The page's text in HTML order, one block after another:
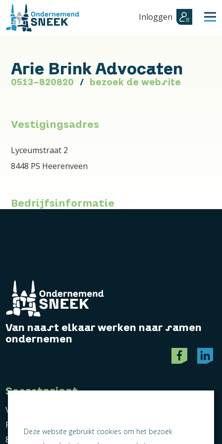
Inloggen
Arie Brink Advocaten
0513-820820 bezoek de website
Vestigingsadres
Lyceumstraat 2
8448 PS Heerenveen
Bedrijfsinformatie
Van naast elkaar werken naar samen
ondernemen
Secretariaat
Vereniging Ondernemend Sneek
Postbus 464
8600 AL Sneek
Deze website gebruikt cookies om het bezoek